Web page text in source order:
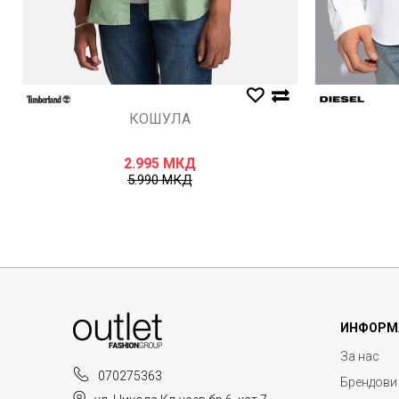
КОШУЛА
2.995 МКД
5.990МКД
070275363
За нас
Брендови